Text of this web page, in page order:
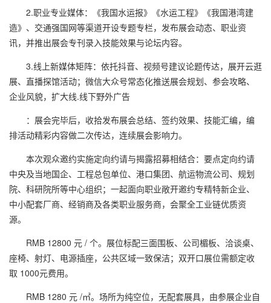
2.职业专业媒体：《我国水运报》《水运工程》《我国港湾建
造》、交通强国网等渠道开设专题专栏，发布展会动态、职业资
讯，并推出展会专刊录入技能效果与论坛内容。
3.线上新媒体矩阵：依托抖音、视频号建议论题传达，展开云逛
展、直播探馆活动；微信大众号常态化推送展会规划、参会攻略、
企业风貌，扩大线.线下野外广告
：展会完毕后，收拾发布展会总结、签约效果、技能汇编，编
排活动精彩内容做二次传达，连续展会影响力。
本次观众邀约实施定向约请与揭露招募相结合：要点定向约请
中央及当地国企、工程总包单位、港口集团、航运物流公司、规划
院、科研院所等中心组织；一起面向职业敞开邀约专精特新企业、
中小配套厂商、经销商及各类职业服务商，会聚全工业链优质资
源。
RMB 12800 元 / 个。展位标配三面围板、公司楣板、洽谈桌、
座椅、射灯、电源插座，公共区域一致保洁；双开口展位需额定收
取 1000元费用。
RMB 1280 元 /㎡。场所为纯空位，无配套展具，由参展企业自